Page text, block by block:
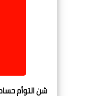
شن التوأم